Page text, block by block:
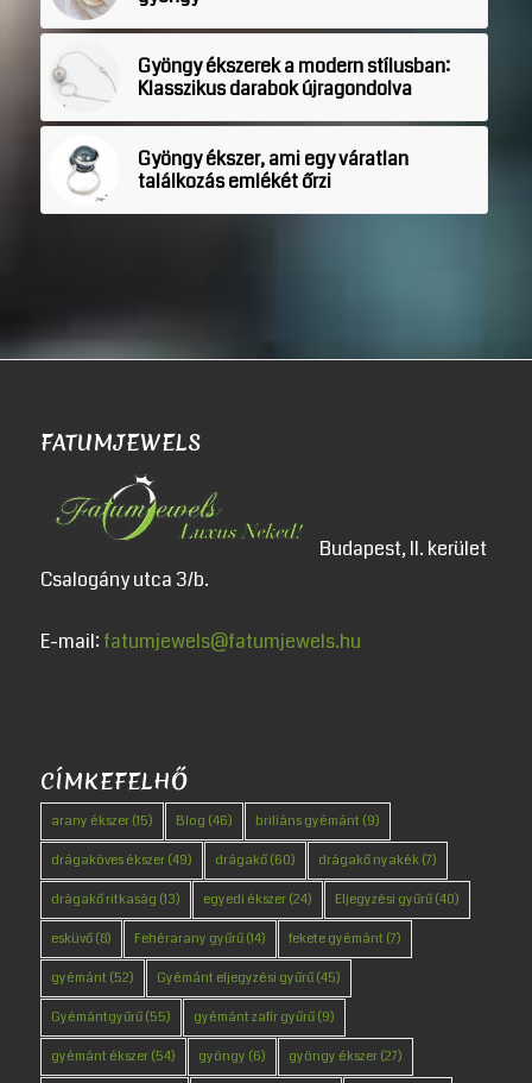
Gyöngy ékszerek a modern stílusban:
Klasszikus darabok újragondolva
Gyöngy ékszer, ami egy váratlan
találkozás emlékét őrzi
FATUMJEWELS
Budapest, II. kerület
Csalogány utca 3/b.
E-mail: fatumjewels@fatumjewels.hu
CÍMKEFELHŐ
arany ékszer(15) Blog (46) briliáns gyémánt (9)
drágaköves ékszer(49) drágakő(60) drágakő nyakék(7)
drágakő ritkaság (13) egyedi ékszer(24) Eljegyzési gyűrű(40)
esküvő(8) Fehérarany gyűrű(14) fekete gyémánt (7)
gyémánt (52) Gyémánt eljegyzési gyűrű(45)
Gyémántgyűrű(55) gyémánt zafír gyűrű(9)
gyémánt ékszer(54) gyöngy (6) gyöngy ékszer(27)